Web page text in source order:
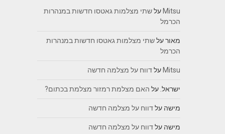
Mitsu עלשתי מצלמות גאטסו חדשות במנהרות
הכרמל
מאורעלשתי מצלמות גאטסו חדשות במנהרות
הכרמל
Mitsu עלדווח על מצלמה חדשה
ישראל. על האם מצלמת רמזור מצלמת בכתום?
מישה עלדווח על מצלמה חדשה
מישה עלדווח על מצלמה חדשה